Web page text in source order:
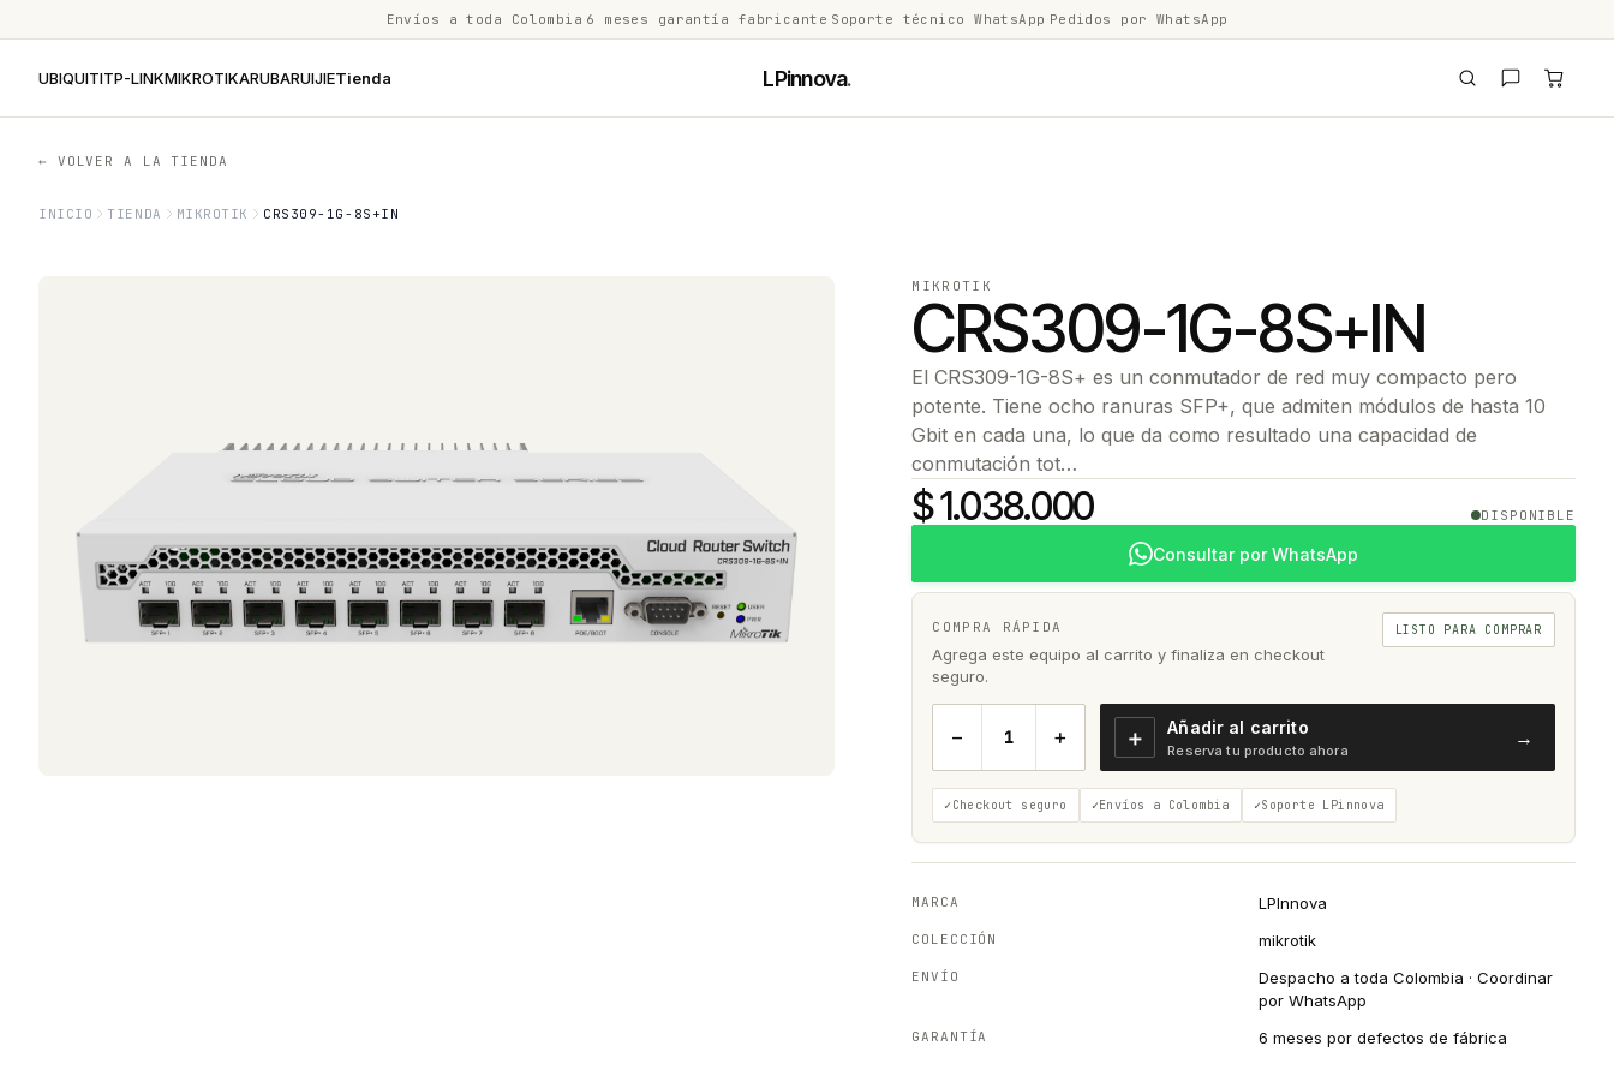
Envíos a toda Colombia 6 meses garantía fabricante Soporte técnico WhatsApp Pedidos por WhatsApp
UBIQUITITP-LINKMIKROTIKARUBARUIJIETienda LPinnova.
← VOLVER A LA TIENDA
INICIO TIENDA MIKROTIK CRS309-1G-8S+IN
MIKROTIK
CRS309-1G-8S+IN
El CRS309-1G-8S+ es un conmutador de red muy compacto pero
potente. Tiene ocho ranuras SFP+, que admiten módulos de hasta 10
Gbit en cada una, lo que da como resultado una capacidad de
conmutación tot…
$ 1.038.000 DISPONIBLE
Consultar por WhatsApp
COMPRA RÁPIDA
Agrega este equipo al carrito y finaliza en checkout
seguro.
LISTO PARA COMPRAR
− + ＋ Añadir al carrito
Reserva tu producto ahora
→
Checkout seguro Envíos a Colombia Soporte LPinnova
MARCA LPInnova
COLECCIÓN mikrotik
ENVÍO
Despacho a toda Colombia · Coordinar
por WhatsApp
GARANTÍA 6 meses por defectos de fábrica